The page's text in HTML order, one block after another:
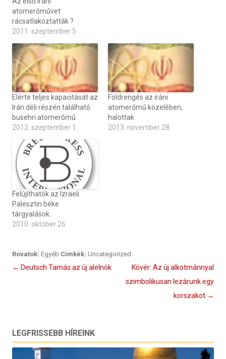
atomerőművet
rácsatlakoztatták ?
2011. szeptember 5
Elérte teljes kapacitását az
Irán déli részén található
busehri atomerőmű
2012. szeptember 1
Földrengés az iráni
atomerőmű közelében,
halottak
2013. november 28
Felújíthatók az Izraeli
Palesztin béke
tárgyalások.
2010. október 26
Rovatok: Egyéb Cimkék: Uncategorized
Bejegyzés
← Deutsch Tamás az új alelnök
Kövér: Az új alkotmánnyal
szimbolikusan lezárunk egy
korszakot →
LEGFRISSEBB HÍREINK